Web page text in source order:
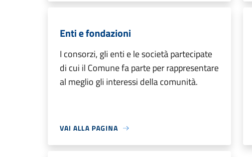
Enti e fondazioni
I consorzi, gli enti e le società partecipate
di cui il Comune fa parte per rappresentare
al meglio gli interessi della comunità.
VAI ALLA PAGINA